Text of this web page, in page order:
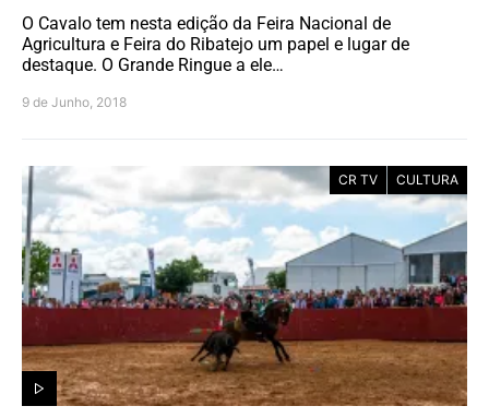
O Cavalo tem nesta edição da Feira Nacional de
Agricultura e Feira do Ribatejo um papel e lugar de
destaque. O Grande Ringue a ele…
9 de Junho, 2018
CR TV CULTURA